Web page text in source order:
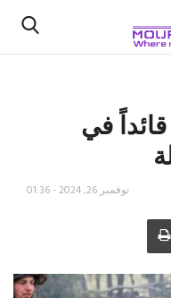
في
نوفمبر 26, 2024 - 01:36